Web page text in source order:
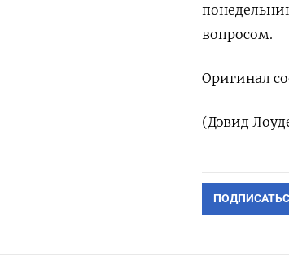
вопросом.
Оригинал
(Дэвид